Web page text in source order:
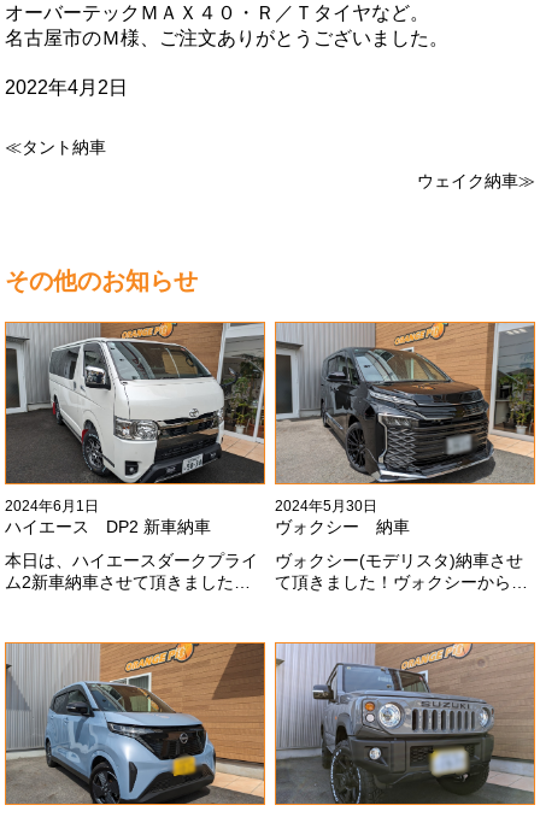
オーバーテックＭＡＸ４０・Ｒ／Ｔタイヤなど。
名古屋市のＭ様、ご注文ありがとうございました。
2022年4月2日
≪タント納車
ウェイク納車≫
その他のお知らせ
2024年6月1日
ハイエース DP2 新車納車
本日は、ハイエースダークプライ
ム2新車納車させて頂きました！
ました#x1f60a;
2024年5月30日
ヴォクシー 納車
ヴォクシー(モデリスタ)納車させ
て頂きました！ヴォクシーからヴ
利用頂きありがとうございます
#x1f60a;